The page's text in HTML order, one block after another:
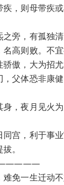
，则母带疾
旁，有孤独清
高则败。不
傲，大为招尤
父体恐非康
，夜月见火
宫，利于事
。
免一生迁动不